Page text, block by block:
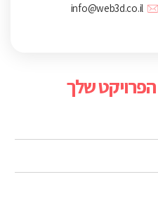
הפרויקט שלך
info@web3d.co.il